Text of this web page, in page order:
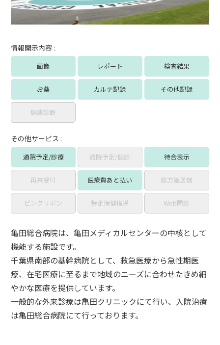
情報開示内容 :
画像 レポート 検査結果
お薬 カルテ記録 その他記録
健康診断
その他サービス :
通院予定/診療 通院予定/健診 待合表示
再来受付 医療費あと払い 処方箋送信
ピンクリボン 特定保健指導 Web問診
亀田総合病院は、亀田メディカルセンターの中核として
機能する施設です。
千葉県南部の基幹病院として、救急医療から急性期医
療、在宅医療に至るまで地域のニーズに合わせたきめ細
やかな医療を提供しています。
一般的な外来診療は亀田クリニックにて行い、入院治療
は亀田総合病院にて行っております。